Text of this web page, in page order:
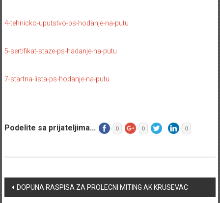
4-tehnicko-uputstvo-ps-hodanje-na-putu
5-sertifikat-staze-ps-hadanje-na-putu
7-startna-lista-ps-hodanje-na-putu
Podelite sa prijateljima... 0 0 0
Post navigation
DOPUNA RASPISA ZA PROLECNI MITING AK KRUSEVAC